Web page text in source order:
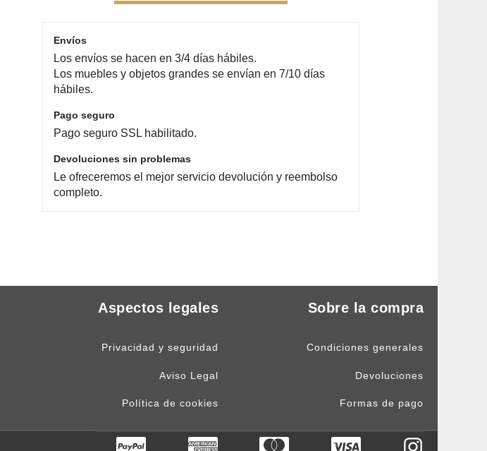
Envíos
Los envíos se hacen en 3/4 días hábiles.
Los muebles y objetos grandes se envían en 7/10 días
hábiles.
Pago seguro
Pago seguro SSL habilitado.
Devoluciones sin problemas
Le ofreceremos el mejor servicio devolución y reembolso
completo.
Aspectos legales
Privacidad y seguridad
Aviso Legal
Política de cookies
Sobre la compra
Condiciones generales
Devoluciones
Formas de pago